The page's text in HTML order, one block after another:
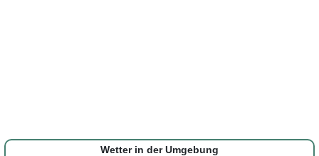
Wetter in der Umgebung